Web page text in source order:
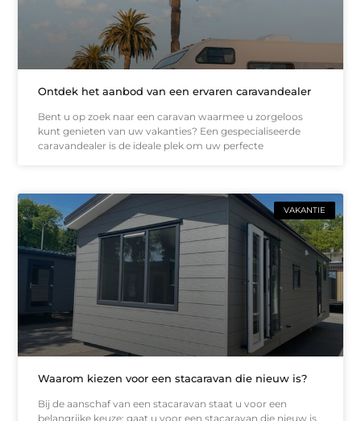
Ontdek het aanbod van een ervaren caravandealer
Bent u op zoek naar een caravan waarmee u zorgeloos
kunt genieten van uw vakanties? Een gespecialiseerde
caravandealer is de ideale plek om uw perfecte
VAKANTIE
Waarom kiezen voor een stacaravan die nieuw is?
Bij de aanschaf van een stacaravan staat u voor een
belangrijke keuze: gaat u voor een stacaravan die nieuw is